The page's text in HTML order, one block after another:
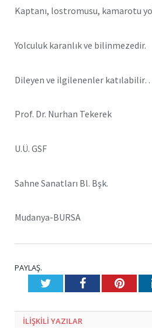
Kaptanı, lostromusu, kamarotu
Yolculuk karanlık ve bilinmezedir.
Dileyen ve ilgilenenler
Prof. Dr. Nurhan Tekerek
U.Ü. GSF
Sahne Sanatları Bl. Bşk.
Mudanya-BURSA
PAYLAŞ.
TwitterFacebook
ILIŞKILI YAZILAR